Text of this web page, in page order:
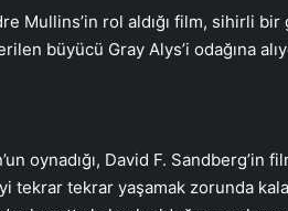
Mullins’in rol aldığı film, sihirli bir
büyücü Gray Alys’i odağına
oynadığı, David F. Sandberg’in
tekrar tekrar yaşamak zorunda